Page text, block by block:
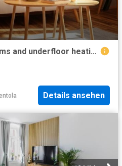
Large flat with 2 bedrooms and underfloor heating, including parking space
Details ansehen